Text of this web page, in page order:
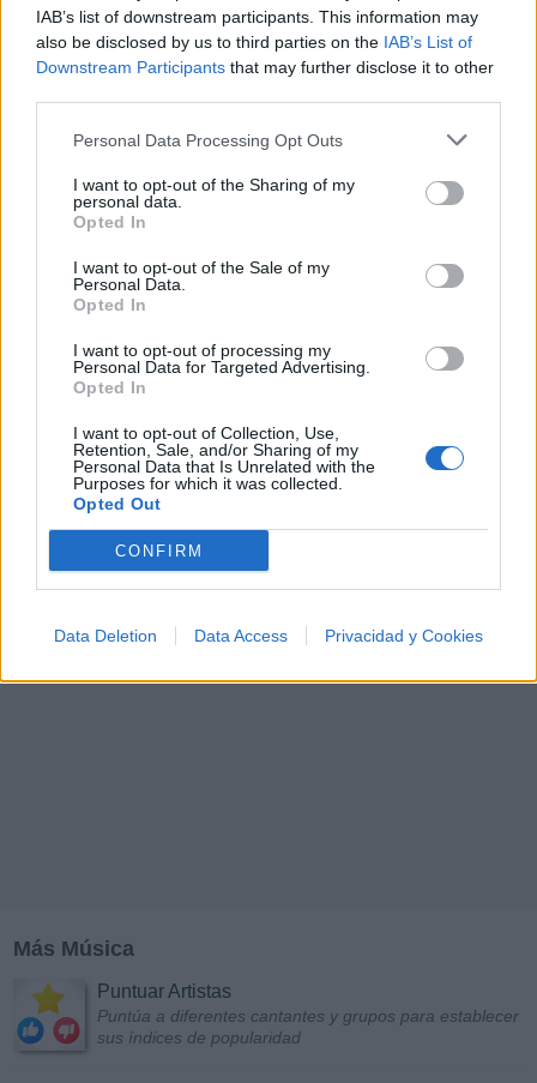
IAB’s list of downstream participants. This information may
also be disclosed by us to third parties on the IAB’s List of
Downstream Participants that may further disclose it to other
Personal Data Processing Opt Outs
I want to opt-out of the Sharing of my
personal data.
Opted In
I want to opt-out of the Sale of my
Personal Data.
Opted In
I want to opt-out of processing my
Personal Data for Targeted Advertising.
Opted In
I want to opt-out of Collection, Use,
Retention, Sale, and/or Sharing of my
Personal Data that Is Unrelated with the
Purposes for which it was collected.
Opted Out
CONFIRM
Data Deletion Data Access Privacidad y Cookies
Añadir un comentario ...
🪐🚀 Canciones para Ver las Estrellas:
🌌🚀 Viaje intergaláctico: la mejor selección de
psicodelia, space rock y atmósferas cósmicas para
tus noches de astronomía. 🪐🎸 Desconecta, mira
esta colección para tu próxima noche estrellada!
✨⭐
Letras Top Artistas Playlists
N O P Q R S T W
Z #
Más Música
Puntuar Artistas
Puntúa a diferentes cantantes y grupos para establecer
sus índices de popularidad